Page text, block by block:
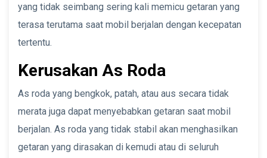
yang tidak seimbang sering kali memicu getaran yang
terasa terutama saat mobil berjalan dengan kecepatan
tertentu.
Kerusakan As Roda
As roda yang bengkok, patah, atau aus secara tidak
merata juga dapat menyebabkan getaran saat mobil
berjalan. As roda yang tidak stabil akan menghasilkan
getaran yang dirasakan di kemudi atau di seluruh